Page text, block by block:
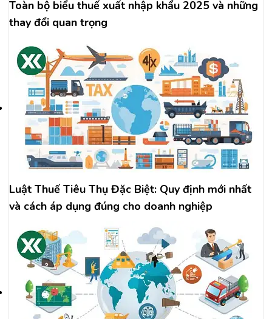
Toàn bộ biểu thuế xuất nhập khẩu 2025 và những
thay đổi quan trọng
Luật Thuế Tiêu Thụ Đặc Biệt: Quy định mới nhất
và cách áp dụng đúng cho doanh nghiệp